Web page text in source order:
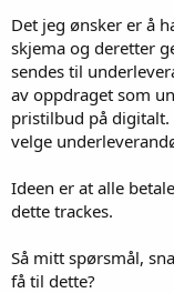
Det jeg ønsker er å
skjema og deretter
sendes til
av oppdraget som
pristilbud på digitalt.
velge
Ideen er at alle
dette trackes.
Så mitt spørsmål,
få til dette?